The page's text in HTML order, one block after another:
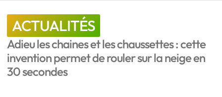
ACTUALITÉS
Adieu les chaines et les chaussettes : cette
invention permet de rouler sur la neige en
30 secondes